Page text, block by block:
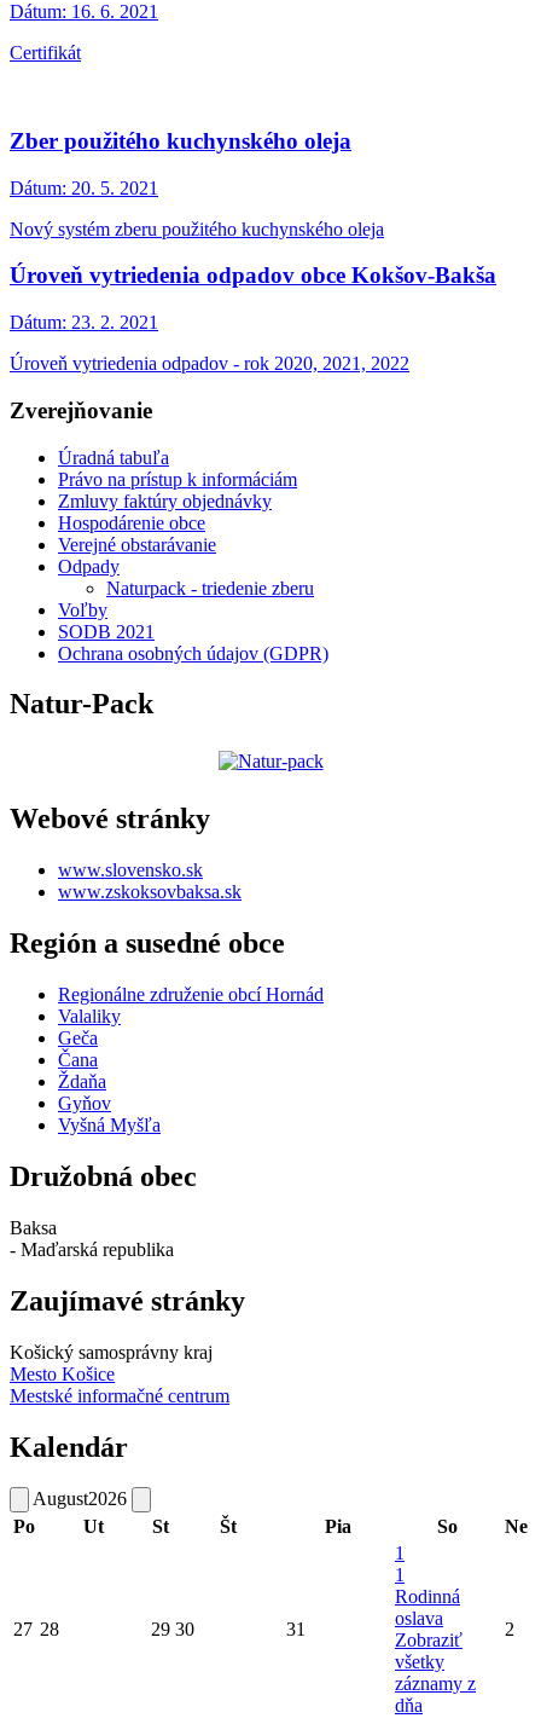
Dátum: 16. 6. 2021
Certifikát
Zber použitého kuchynského oleja
Dátum: 20. 5. 2021
Nový systém zberu použitého kuchynského oleja
Úroveň vytriedenia odpadov obce Kokšov-Bakša
Dátum: 23. 2. 2021
Úroveň vytriedenia odpadov - rok 2020, 2021, 2022
Zverejňovanie
Úradná tabuľa
Právo na prístup k informáciám
Zmluvy faktúry objednávky
Hospodárenie obce
Verejné obstarávanie
Odpady
Naturpack - triedenie zberu
Voľby
SODB 2021
Ochrana osobných údajov (GDPR)
Natur-Pack
Webové stránky
www.slovensko.sk
www.zskoksovbaksa.sk
Región a susedné obce
Regionálne združenie obcí Hornád
Valaliky
Geča
Čana
Ždaňa
Gyňov
Vyšná Myšľa
Družobná obec
Baksa
- Maďarská republika
Zaujímavé stránky
Košický samosprávny kraj
Mesto Košice
Mestské informačné centrum
Kalendár
August2026
Po
Ut St Št Pia So Ne
27 28 29 30 31
1
1
Rodinná
oslava
Zobraziť
všetky
záznamy z
dňa
2